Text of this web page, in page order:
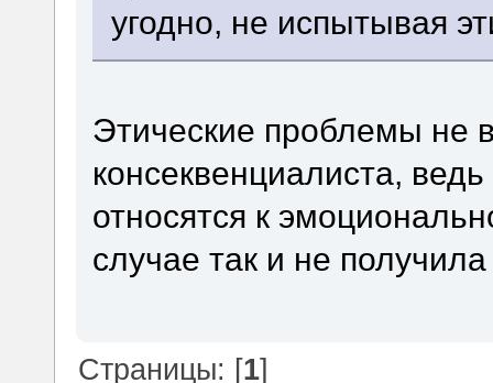
угодно, не испытывая
Этические проблемы не
консеквенциалиста,
относятся к
случае так и не
Страницы: [1]